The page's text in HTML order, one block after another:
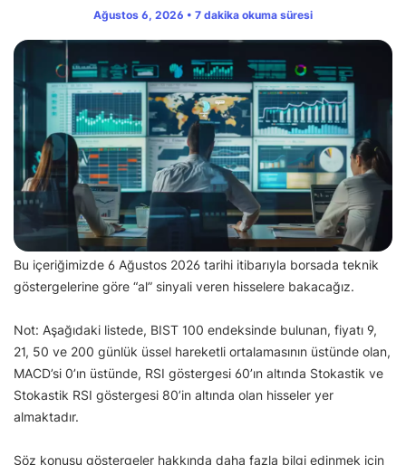
Ağustos 6, 2026 • 7 dakika okuma süresi
Bu içeriğimizde 6 Ağustos 2026 tarihi itibarıyla borsada teknik
göstergelerine göre “al” sinyali veren hisselere bakacağız.
Not: Aşağıdaki listede, BIST 100 endeksinde bulunan, fiyatı 9,
21, 50 ve 200 günlük üssel hareketli ortalamasının üstünde olan,
MACD’si 0’ın üstünde, RSI göstergesi 60’ın altında Stokastik ve
Stokastik RSI göstergesi 80’in altında olan hisseler yer
almaktadır.
Söz konusu göstergeler hakkında daha fazla bilgi edinmek için